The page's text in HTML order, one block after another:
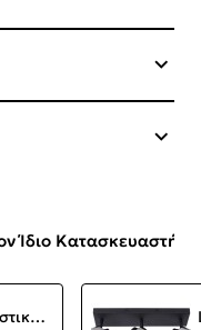
Ίδιο Κατασκευαστή
Lucide - ALION Φωτιστικό Οροφής 2φωτο Μαύρο Ματ (Black Mat)|Φυμέ (Smoke)